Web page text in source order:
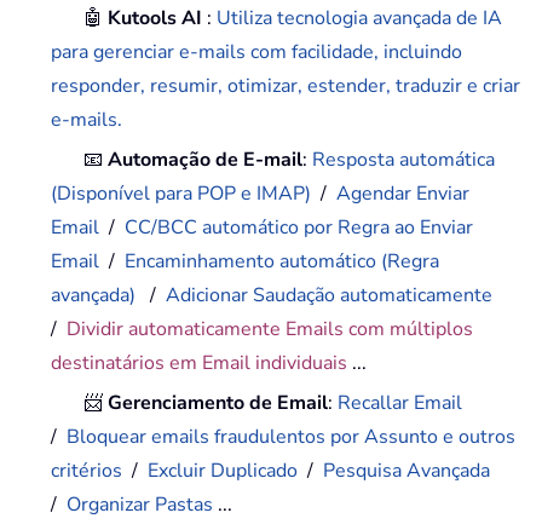
🤖 Kutools AI : Utiliza tecnologia avançada de IA
para gerenciar e-mails com facilidade, incluindo
responder, resumir, otimizar, estender, traduzir e criar
e-mails.
📧Automação de E-mail: Resposta automática
(Disponível para POP e IMAP) /Agendar Enviar
Email / CC/BCC automático por Regra ao Enviar
Email / Encaminhamento automático (Regra
avançada) /Adicionar Saudação automaticamente
/ Dividir automaticamente Emails com múltiplos
destinatários em Email individuais ...
📨Gerenciamento de Email: Recallar Email
/ Bloquear emails fraudulentos por Assunto e outros
critérios / Excluir Duplicado / Pesquisa Avançada
/ Organizar Pastas ...